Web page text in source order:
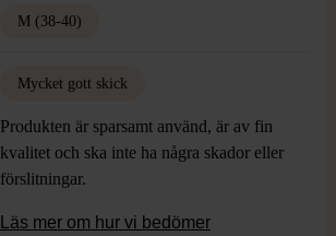
M (38-40)
Mycket gott skick
Produkten är sparsamt använd, är av fin
kvalitet och ska inte ha några skador eller
förslitningar.
Läs mer om hur vi bedömer